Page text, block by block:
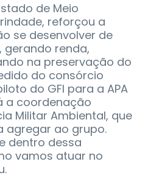
de Meio
reforçou a
se desenvolver de
gerando renda,
na preservação do
do consórcio
do GFI para a APA
a coordenação
Militar Ambiental, que
agregar ao grupo.
dentro dessa
vamos atuar no